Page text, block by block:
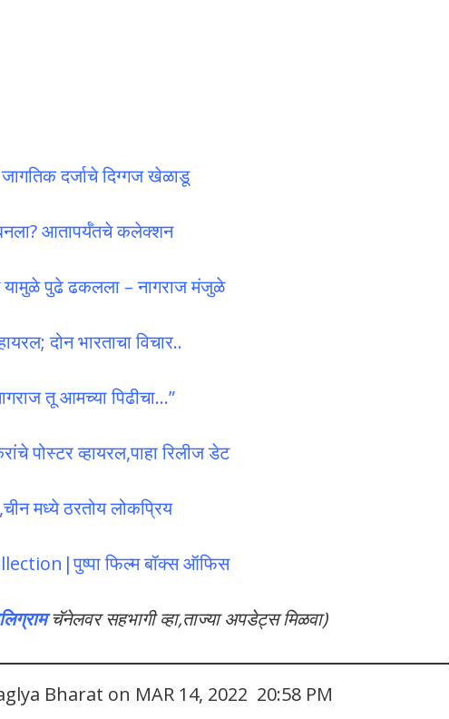
दर्जाचे दिग्गज खेळाडू
आतापर्यँतचे कलेक्शन
यामुळे पुढे ढकलला – नागराज मंजुळे
दोन भारताचा विचार..
तू आमच्या पिढीचा…”
व्हायरल,पाहा रिलीज डेट
मध्ये ठरतोय लोकप्रिय
फिल्म बॉक्स ऑफिस
चॅनेलवर सहभागी व्हा,ताज्या अपडेट्स मिळवा)
Bharat on MAR 14, 2022 20:58 PM